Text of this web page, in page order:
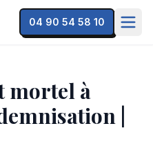
04 90 54 58 10
mortel à
|